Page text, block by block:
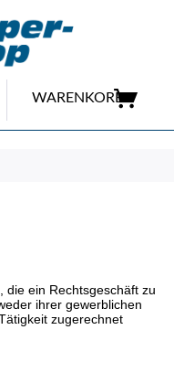
WARENKORB
die ein Rechtsgeschäft zu
ihrer gewerblichen
zugerechnet